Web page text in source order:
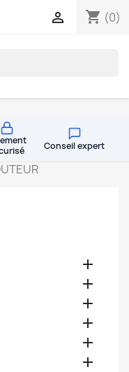
shopping_cart (0)

Conseil expert





